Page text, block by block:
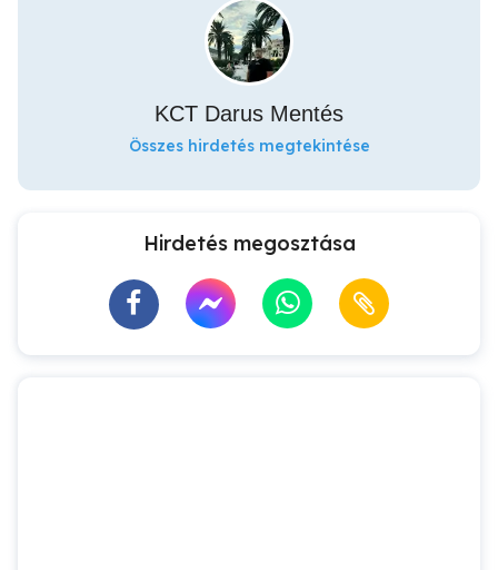
KCT Darus Mentés
Összes hirdetés megtekintése
Hirdetés megosztása